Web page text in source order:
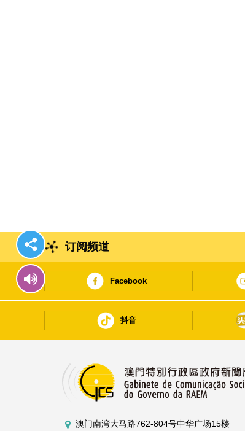
订阅频道
Facebook
抖音
澳门南湾大马路762-804号中华广场15楼